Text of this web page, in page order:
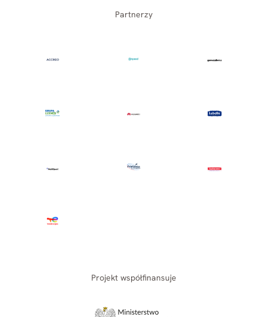
Partnerzy
Projekt współfinansuje